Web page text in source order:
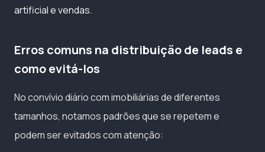
artificial e vendas.
Erros comuns na distribuição de leads e
como evitá-los
No convívio diário com imobiliárias de diferentes
tamanhos, notamos padrões que se repetem e
podem ser evitados com atenção: